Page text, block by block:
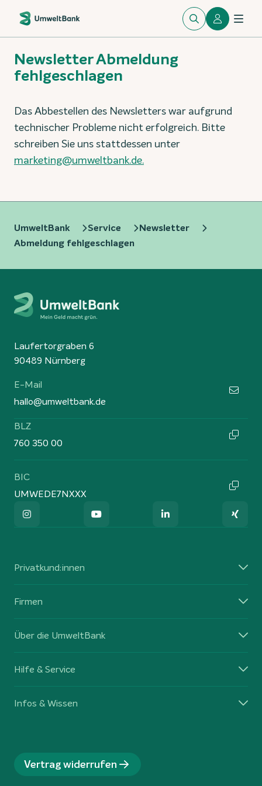
Newsletter Abmeldung
fehlgeschlagen
Das Abbestellen des Newsletters war aufgrund
technischer Probleme nicht erfolgreich. Bitte
schreiben Sie uns stattdessen unter
marketing@umweltbank.de.
UmweltBank Service
Newsletter
Abmeldung fehlgeschlagen
Laufertorgraben 6
90489 Nürnberg
E-Mail
hallo@umweltbank.de
BLZ
760 350 00
BIC
UMWEDE7NXXX
Privatkund:innen
Firmen
Über die UmweltBank
Hilfe & Service
Infos & Wissen
Vertrag widerrufen